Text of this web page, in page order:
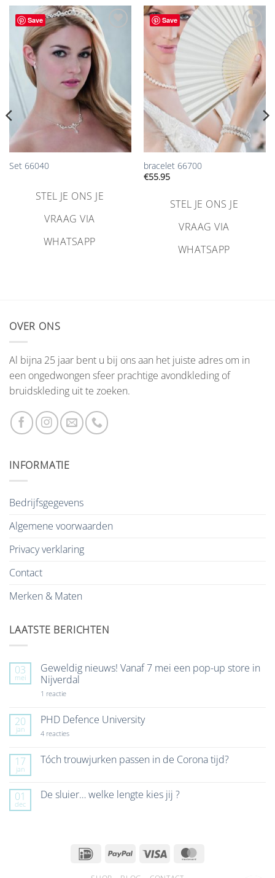
Save
Aan
verlanglijst
toevoegen
Set 66040
STEL JE ONS JE
VRAAG VIA
WHATSAPP
Save
Aan
verlanglijst
toevoegen
bracelet 66700
€55.95
STEL JE ONS JE
VRAAG VIA
WHATSAPP
OVER ONS
Al bijna 25 jaar bent u bij ons aan het juiste adres om in
een ongedwongen sfeer prachtige avondkleding of
bruidskleding uit te zoeken.
INFORMATIE
Bedrijfsgegevens
Algemene voorwaarden
Privacy verklaring
Contact
Merken & Maten
LAATSTE BERICHTEN
03
mei
Geweldig nieuws! Vanaf 7 mei een pop-up store in
Nijverdal
1 reactieop
Vanaf
7
mei
up
store
20
jan
PHD Defence University
4 reactiesop
University
17
jan
Tóch trouwjurken passen in de Corona tijd?
Tóch
01
dec
De sluier… welke lengte kies jij ?
IDeal PayPal Visa